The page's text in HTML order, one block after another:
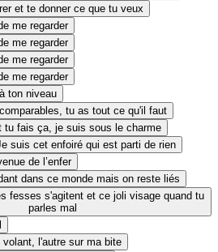
et te donner ce que tu veux
me regarder
me regarder
me regarder
me regarder
ton niveau
tu as tout ce qu'il faut
tu fais ça, je suis sous le charme
suis cet enfoiré qui est parti de rien
de l’enfer
dans ce monde mais on reste liés
fesses s'agitent et ce joli visage quand tu
parles mal
volant, l'autre sur ma bite